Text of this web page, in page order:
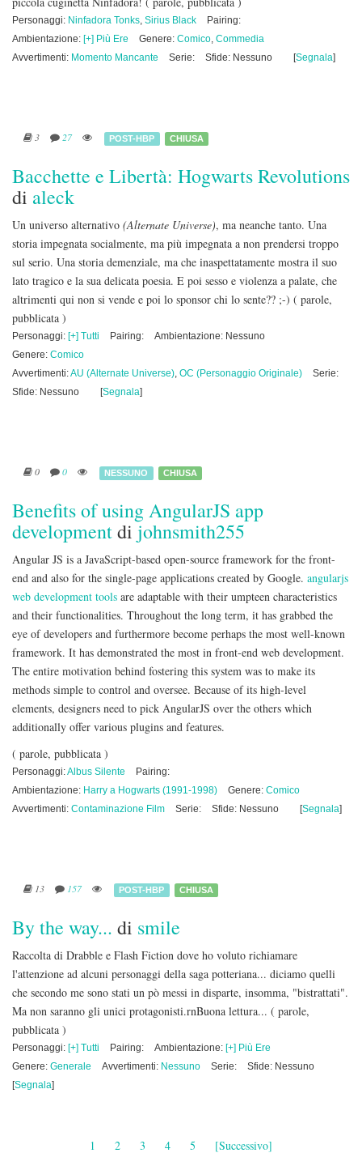
Personaggi: Ninfadora Tonks, Sirius Black
Pairing:
Ambientazione: [+] Più Ere Genere: Comico, Commedia
Avvertimenti: Momento Mancante Serie: Sfide: Nessuno [Segnala]
3 27 POST-HBP CHIUSA
Bacchette e Libertà: Hogwarts Revolutions
di aleck
Un universo alternativo (Alternate Universe), ma neanche tanto. Una
storia impegnata socialmente, ma più impegnata a non prendersi troppo
sul serio. Una storia demenziale, ma che inaspettatamente mostra il suo
lato tragico e la sua delicata poesia. E poi sesso e violenza a palate, che
altrimenti qui non si vende e poi lo sponsor chi lo sente?? ;-) ( parole,
pubblicata )
Personaggi: [+] Tutti Pairing:
Ambientazione: Nessuno
Genere: Comico
Avvertimenti:AU (Alternate Universe), OC (Personaggio Originale)
Serie:
Sfide: Nessuno
[Segnala]
0 0 NESSUNO CHIUSA
Benefits of using AngularJS app
developmentdijohnsmith255
Angular JS is a JavaScript-based open-source framework for the front-
end and also for the single-page applications created by Google. angularjs
web development tools are adaptable with their umpteen characteristics
and their functionalities. Throughout the long term, it has grabbed the
eye of developers and furthermore become perhaps the most well-known
framework. It has demonstrated the most in front-end web development.
The entire motivation behind fostering this system was to make its
methods simple to control and oversee. Because of its high-level
elements, designers need to pick AngularJS over the others which
additionally offer various plugins and features.
( parole, pubblicata )
Personaggi:Albus Silente
Pairing:
Ambientazione: Harry a Hogwarts (1991-1998) Genere: Comico
Avvertimenti: Contaminazione Film Serie: Sfide: Nessuno [Segnala]
13 157 POST-HBP CHIUSA
By the way... di smile
Raccolta di Drabble e Flash Fiction dove ho voluto richiamare
l'attenzione ad alcuni personaggi della saga potteriana... diciamo quelli
che secondo me sono stati un pò messi in disparte, insomma, "bistrattati".
Ma non saranno gli unici protagonisti.rnBuona lettura... ( parole,
pubblicata )
Personaggi: [+] Tutti Pairing: Ambientazione: [+] Più Ere
Genere: Generale Avvertimenti: Nessuno Serie:
Sfide: Nessuno
[Segnala]
1 2 3 4 5 [Successivo]